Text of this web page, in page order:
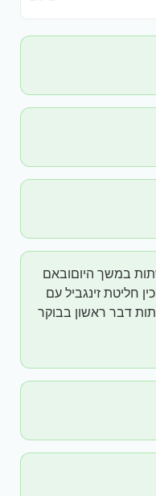
במשך היוםובאם
חליטת זינגביל עם
דבר ראשון בבוקר